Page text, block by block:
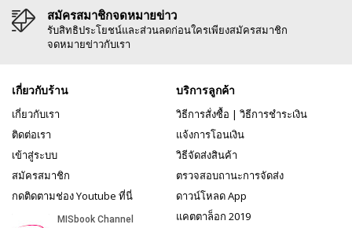
สมัครสมาชิกจดหมายข่าว
รับสิทธิประโยชน์และส่วนลดก่อนใครเพียงสมัครสมาชิก
จดหมายข่าวกับเรา
เกี่ยวกับร้าน
เกี่ยวกับเรา
ติดต่อเรา
เข้าสู่ระบบ
สมัครสมาชิก
กดติดตามช่อง Youtube ที่นี่
บริการลูกค้า
วิธีการสั่งซื้อ | วิธีการชำระเงิน
แจ้งการโอนเงิน
วิธีจัดส่งสินค้า
ตรวจสอบถานะการจัดส่ง
ดาวน์โหลด App
แคตตาล็อก 2019